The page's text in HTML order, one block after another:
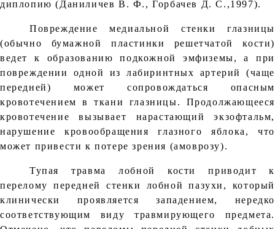
диплопию (Даниличев В. Ф., Горбачев Д. С.,1997).
Повреждение медиальной стенки глазницы
(обычно бумажной пластинки решетчатой кости)
ведет к образованию подкожной эмфиземы, а при
повреждении одной из лабиринтных артерий (чаще
передней) может сопровождаться опасным
кровотечением в ткани глазницы. Продолжающееся
кровотечение вызывает нарастающий экзофтальм,
нарушение кровообращения глазного яблока, что
может привести к потере зрения (амоврозу).
Тупая травма лобной кости приводит к
перелому передней стенки лобной пазухи, который
клинически проявляется западением, нередко
соответствующим виду травмирующего предмета.